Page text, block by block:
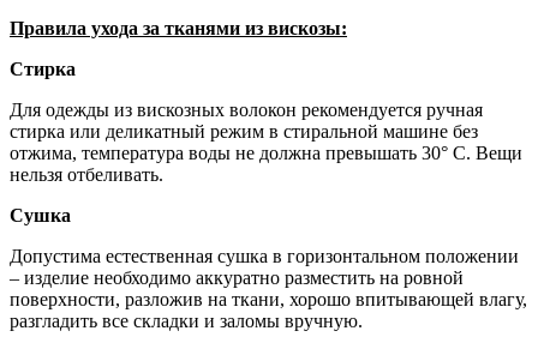
Правила ухода за тканями из вискозы:
Стирка
Для одежды из вискозных волокон рекомендуется ручная
стирка или деликатный режим в стиральной машине без
отжима, температура воды не должна превышать 30° С. Вещи
нельзя отбеливать.
Сушка
Допустима естественная сушка в горизонтальном положении
– изделие необходимо аккуратно разместить на ровной
поверхности, разложив на ткани, хорошо впитывающей влагу,
разгладить все складки и заломы вручную.